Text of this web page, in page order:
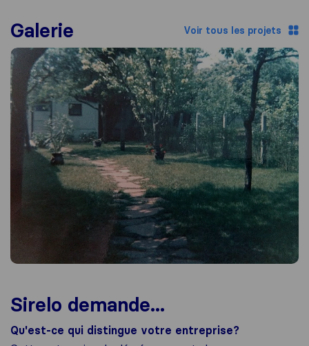
Galerie Voir tous les projets
Sirelo demande...
Qu'est-ce qui distingue votre entreprise?